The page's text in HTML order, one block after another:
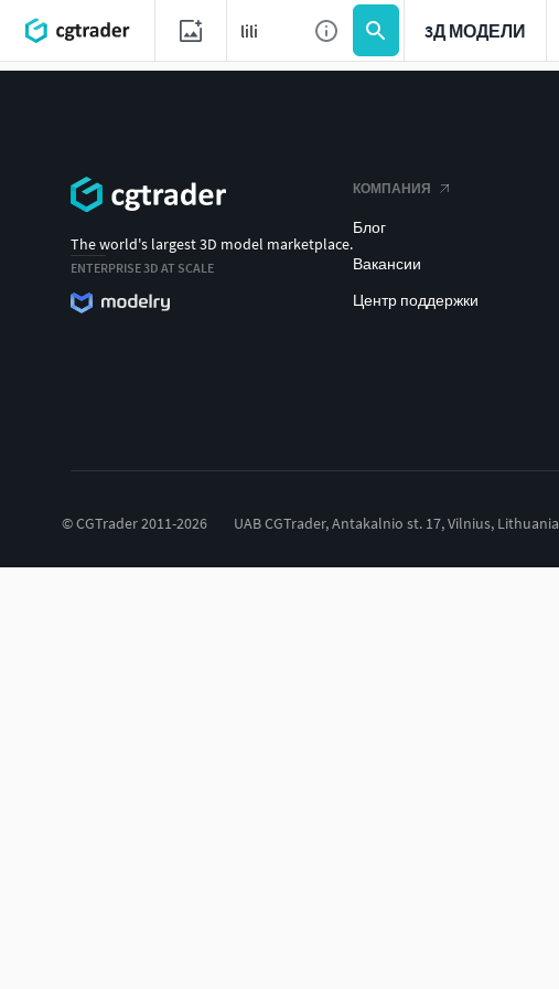
3Д МОДЕЛИ
The world's largest 3D model marketplace.
ENTERPRISE 3D AT SCALE
КОМПАНИЯ
Блог
Вакансии
Центр поддержки
© CGTrader 2011-2026 UAB CGTrader, Antakalnio st. 17, Vilnius, Lithuania